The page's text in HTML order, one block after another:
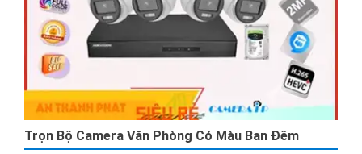
Trọn Bộ Camera Văn Phòng Có Màu Ban Đêm